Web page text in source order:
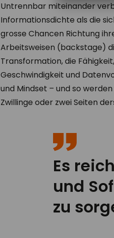
Untrennbar miteinander
Informationsdichte als die
grosse Chancen Richtung
Arbeitsweisen (backstage)
Transformation, die
Geschwindigkeit und
und Mindset – und so
Zwillinge oder zwei Seiten
Es
und
zu